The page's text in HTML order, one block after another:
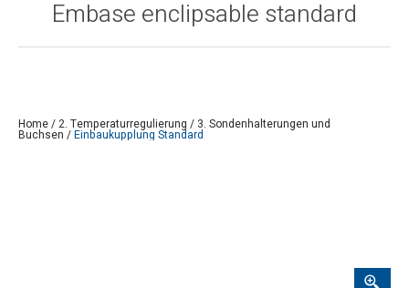
Embase enclipsable standard
Home/2. Temperaturregulierung / 3. Sondenhalterungen und
Buchsen /Einbaukupplung Standard